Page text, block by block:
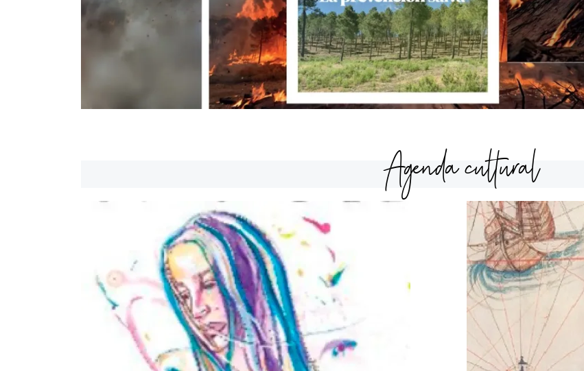
Agenda cultural